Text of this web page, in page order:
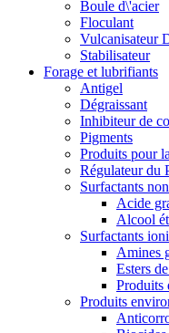
Boule d\'acier
Floculant
Vulcanisateur
Stabilisateur
Forage et lubrifiants
Antigel
Dégraissant
Inhibiteur de
Pigments
Produits pour
Régulateur du
Surfactants
Acide
Alcool
Surfactants
Amines
Esters
Produits
Produits